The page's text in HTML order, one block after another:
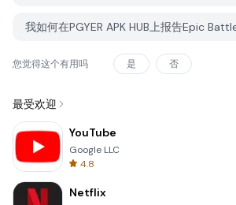
您觉得这个有用吗 是 否
最受欢迎
YouTube
Google LLC
4.8
Netflix